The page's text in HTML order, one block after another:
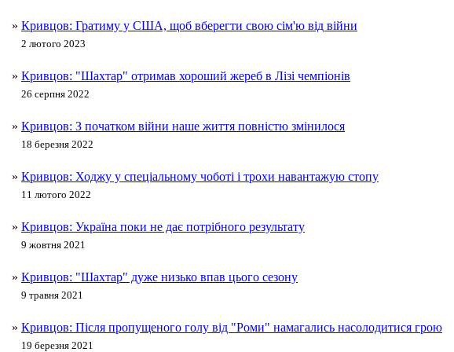
» Кривцов: Гратиму у США, щоб вберегти свою сім'ю від війни
2 лютого 2023
» Кривцов: "Шахтар" отримав хороший жереб в Лізі чемпіонів
26 серпня 2022
» Кривцов: З початком війни наше життя повністю змінилося
18 березня 2022
» Кривцов: Ходжу у спеціальному чоботі і трохи навантажую стопу
11 лютого 2022
» Кривцов: Україна поки не дає потрібного результату
9 жовтня 2021
» Кривцов: "Шахтар" дуже низько впав цього сезону
9 травня 2021
» Кривцов: Після пропущеного голу від "Роми" намагались насолодитися грою
19 березня 2021